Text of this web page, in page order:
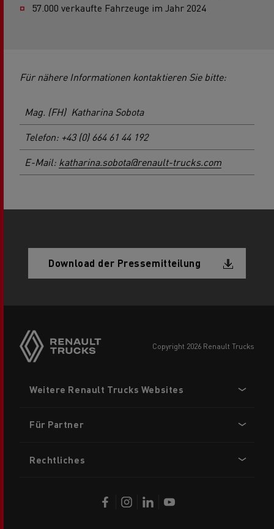
57.000 verkaufte Fahrzeuge im Jahr 2024
Für nähere Informationen kontaktieren Sie bitte:
Mag. (FH) Katharina Sobota
Telefon: +43 (0) 664 61 44 192
E-Mail: katharina.sobota@renault-trucks.com
Download der Pressemitteilung Document
buttons
copyright 2026 Renault Trucks
menu
Weitere Renault Trucks Websites
Für Partner
Rechtliches